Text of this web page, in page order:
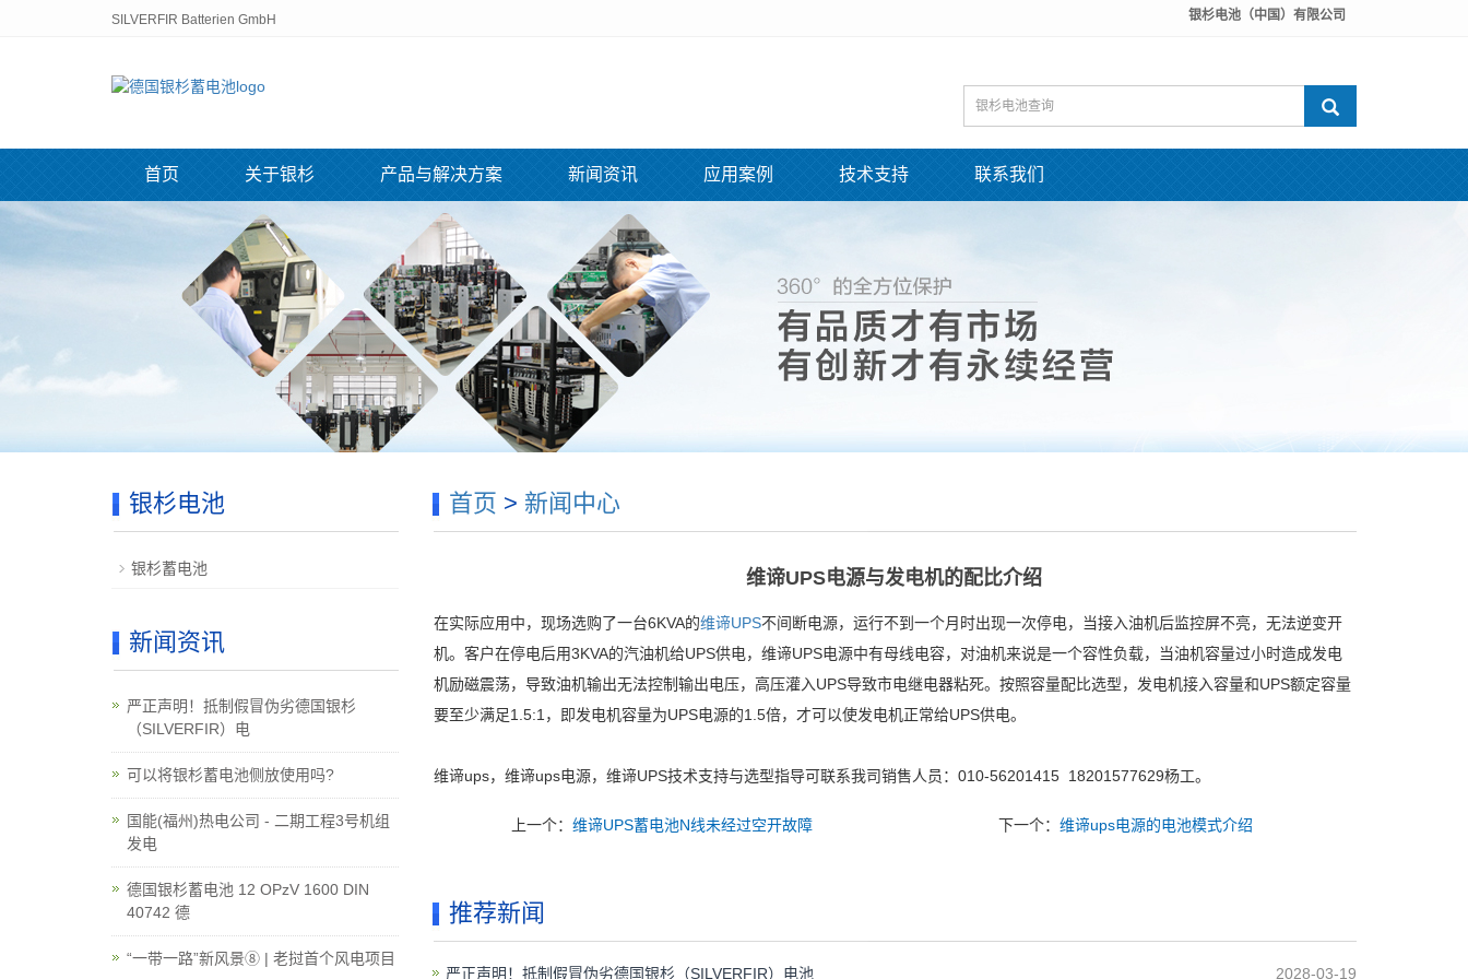
SILVERFIR Batterien GmbH 银杉电池（中国）有限公司
首页 关于银杉 产品与解决方案 新闻资讯 应用案例 技术支持 联系我们
首页 > 新闻中心
维谛UPS电源与发电机的配比介绍
在实际应用中，现场选购了一台6KVA的维谛UPS不间断电源，运行不到一个月时出现一次停电，当接入油机后监控屏不亮，无法逆变开
机。客户在停电后用3KVA的汽油机给UPS供电，维谛UPS电源中有母线电容，对油机来说是一个容性负载，当油机容量过小时造成发电
机励磁震荡，导致油机输出无法控制输出电压，高压灌入UPS导致市电继电器粘死。按照容量配比选型，发电机接入容量和UPS额定容量
要至少满足1.5:1，即发电机容量为UPS电源的1.5倍，才可以使发电机正常给UPS供电。
维谛ups，维谛ups电源，维谛UPS技术支持与选型指导可联系我司销售人员：010-56201415 18201577629杨工。
上一个：维谛UPS蓄电池N线未经过空开故障 下一个： 维谛ups电源的电池模式介绍
推荐新闻
严正声明！抵制假冒伪劣德国银杉（SILVERFIR）电池 2028-03-19
银杉电池
银杉蓄电池
新闻资讯
严正声明！抵制假冒伪劣德国银杉
（SILVERFIR）电
可以将银杉蓄电池侧放使用吗?
国能(福州)热电公司 - 二期工程3号机组
发电
德国银杉蓄电池 12 OPzV 1600 DIN
40742 德
“一带一路”新风景⑧ | 老挝首个风电项目